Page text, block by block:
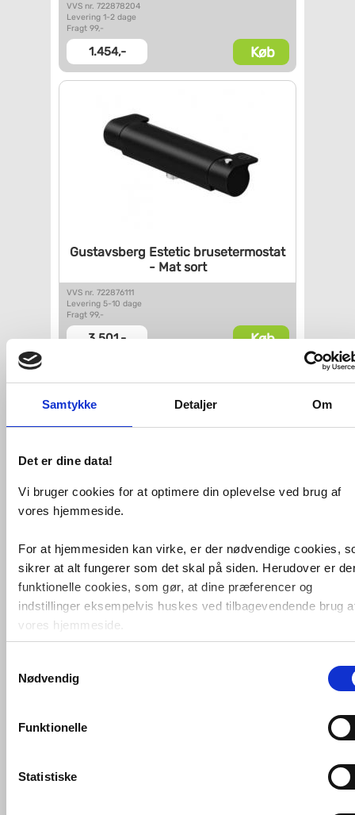
Samtykke Detaljer Om
Det er dine data!
Vi bruger cookies for at optimere din oplevelse ved brug af
vores hjemmeside.
For at hjemmesiden kan virke, er der nødvendige cookies,
sikrer at alt fungerer som det skal på siden. Herudover er
funktionelle cookies, som gør, at dine præferencer og
indstillinger eksempelvis huskes ved tilbagevendende brug
vores hjemmeside.
Foruden nødvendige og funktionelle cookies er der
cookies. Disse bruger vi bl.a. til at måle trafik, omsætning,
marketingcookies, som vi bruger til at målrette vores
markedsføring med henblik på annonceindhold, som giver
Nødvendig
Funktionelle
Statistiske
VVS nr. 722878204
Levering 1-2 dage
Fragt 99,-
1.454,- Køb
Gustavsberg Estetic brusetermostat
- Mat sort
VVS nr. 722876111
Levering 5-10 dage
Fragt 99,-
3.501,- Køb
termostatarmatur - Krom
Levering 1-2 dage
Fragt 65,-
1.221,-